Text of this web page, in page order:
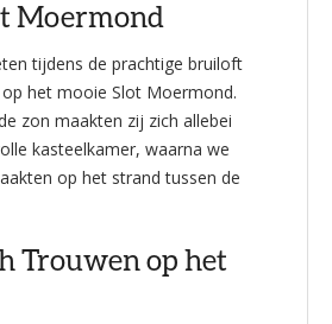
Moermond
tijdens de prachtige bruiloft
het mooie Slot Moermond.
zon maakten zij zich allebei
kasteelkamer, waarna we
op het strand tussen de
Trouwen op het